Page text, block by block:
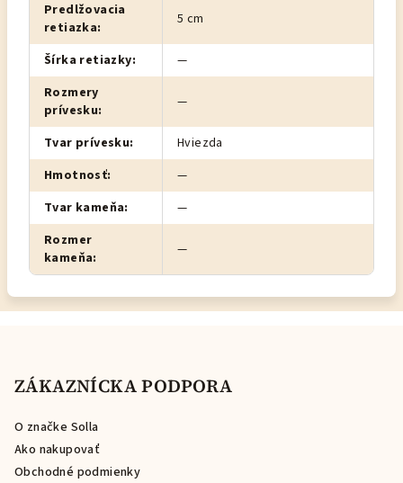
Predlžovacia
retiazka: 5 cm
Šírka retiazky:
—
Rozmery
prívesku: —
Tvar prívesku:
Hviezda
Hmotnosť:
—
Tvar kameňa:
—
Rozmer
kameňa: —
ZÁKAZNÍCKA PODPORA
O značke Solla
Ako nakupovať
Obchodné podmienky